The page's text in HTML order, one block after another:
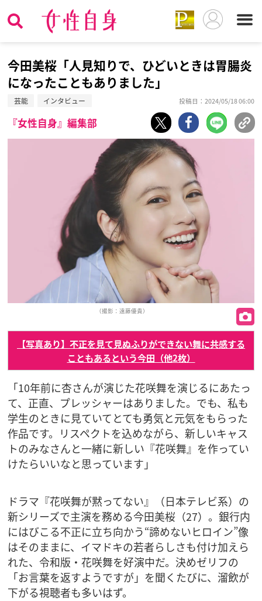
今田美桜「人見知りで、ひどいときは胃腸炎
になったこともありました」
芸能 インタビュー 投稿日：2024/05/18 06:00
『女性自身』編集部
（撮影：遠藤優貴）
【写真あり】不正を見て見ぬふりができない舞に共感する
こともあるという今田（他2枚）
「10年前に杏さんが演じた花咲舞を演じるにあたっ
て、正直、プレッシャーはありました。でも、私も
学生のときに見ていてとても勇気と元気をもらった
作品です。リスペクトを込めながら、新しいキャス
トのみなさんと一緒に新しい『花咲舞』を作ってい
けたらいいなと思っています」
ドラマ『花咲舞が黙ってない』（日本テレビ系）の
新シリーズで主演を務める今田美桜（27）。銀行内
にはびこる不正に立ち向かう“諦めないヒロイン”像
はそのままに、イマドキの若者らしさも付け加えら
れた、令和版・花咲舞を好演中だ。決めゼリフの
「お言葉を返すようですが」を聞くたびに、溜飲が
下がる視聴者も多いはず。